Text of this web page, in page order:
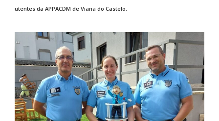
utentes da APPACDM de Viana do Castelo.